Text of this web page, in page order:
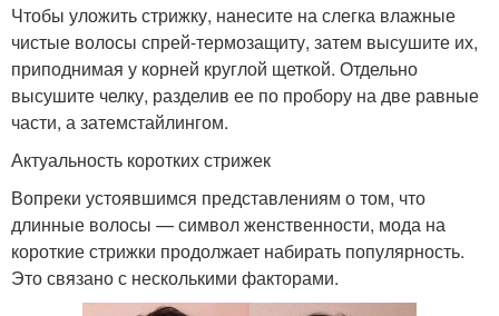
Чтобы уложить стрижку, нанесите на слегка влажные
чистые волосы спрей-термозащиту, затем высушите их,
приподнимая у корней круглой щеткой. Отдельно
высушите челку, разделив ее по пробору на две равные
части, а затемстайлингом.
Актуальность коротких стрижек
Вопреки устоявшимся представлениям о том, что
длинные волосы — символ женственности, мода на
короткие стрижки продолжает набирать популярность.
Это связано с несколькими факторами.